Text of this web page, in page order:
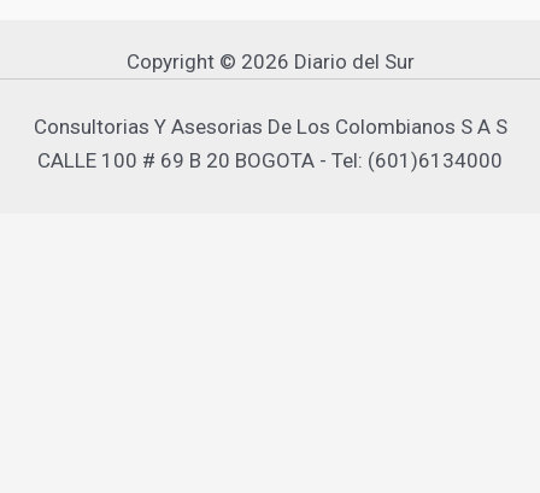
Copyright © 2026 Diario del Sur
Consultorias Y Asesorias De Los Colombianos S A S
CALLE 100 # 69 B 20 BOGOTA - Tel: (601)6134000